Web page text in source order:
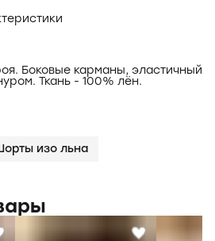
Боковые карманы, эластичный
Ткань - 100% лён.
изо льна